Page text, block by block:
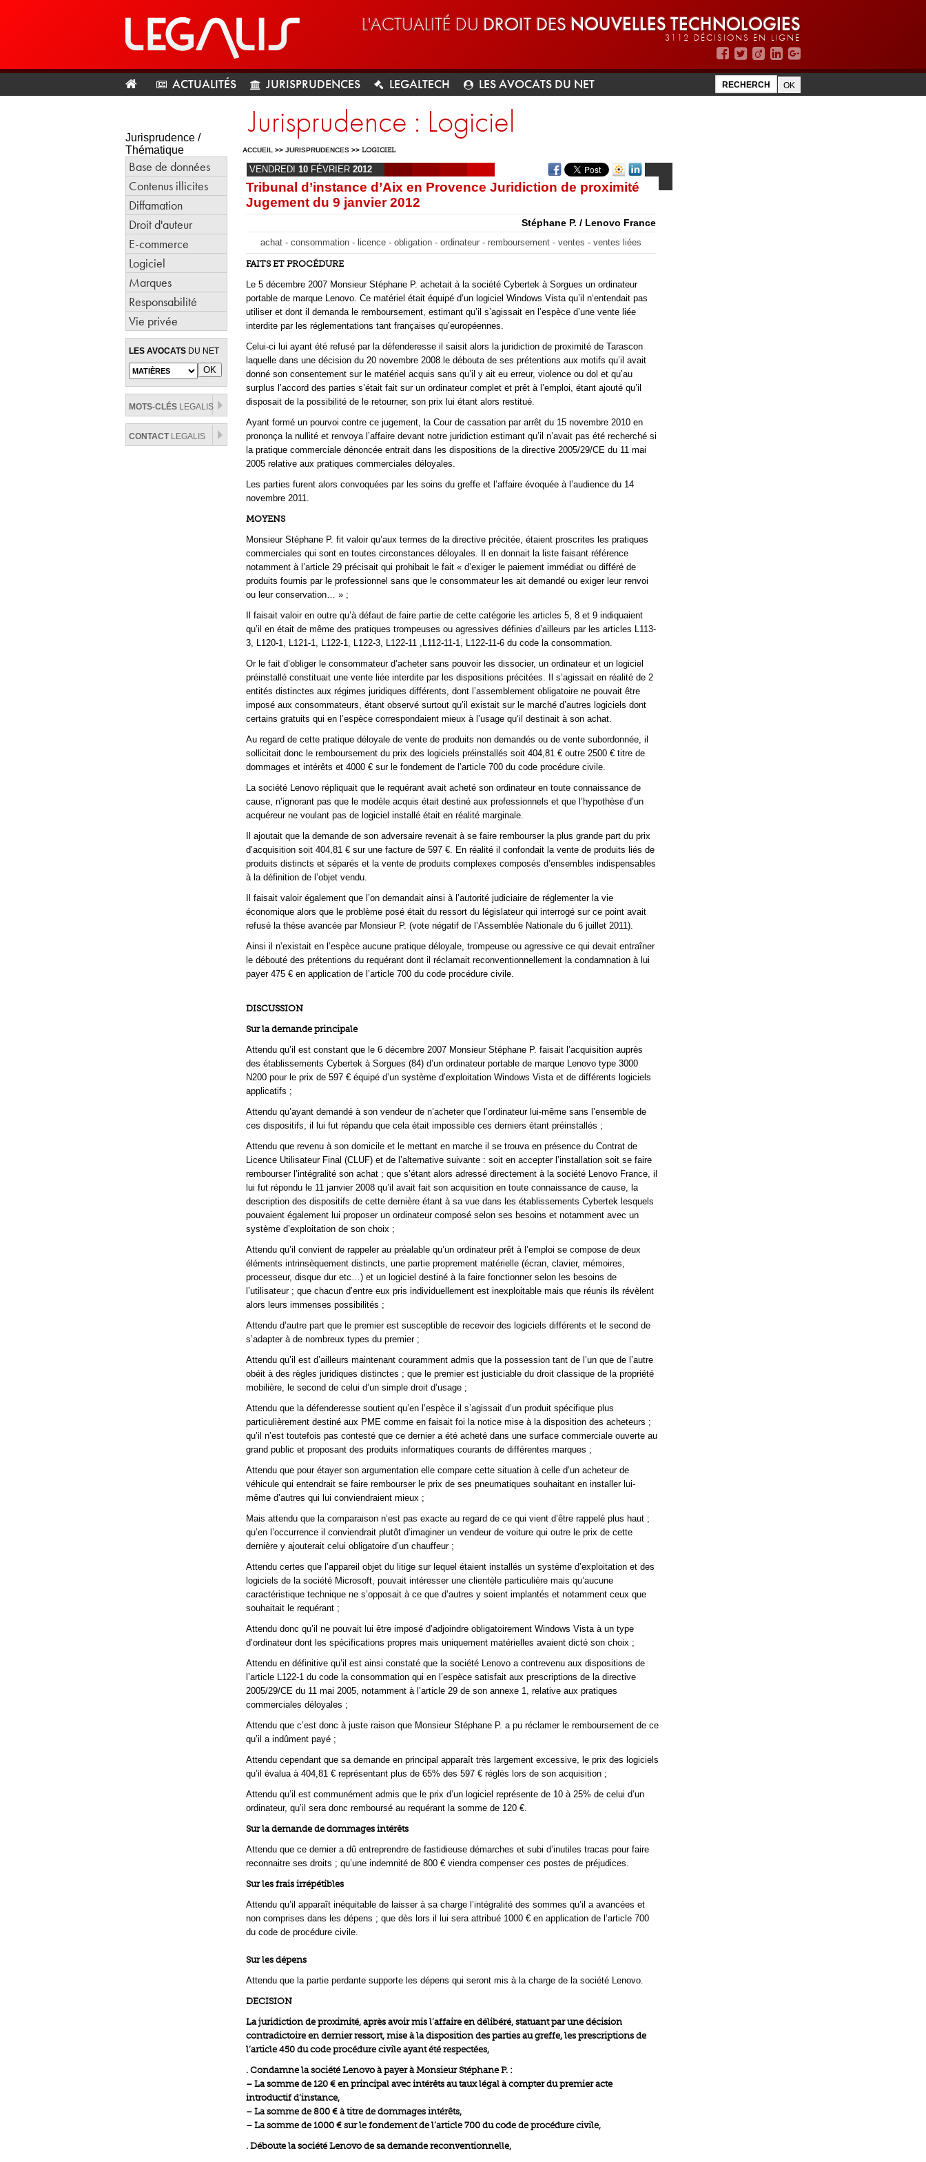
L'ACTUALITÉ DU DROIT DES NOUVELLES TECHNOLOGIES
3112 DÉCISIONS EN LIGNE
ACTUALITÉS JURISPRUDENCES LEGALTECH LES AVOCATS DU NET
Jurisprudence /
Thématique
Base de données
Contenus illicites
Diffamation
Droit d'auteur
E-commerce
Logiciel
Marques
Responsabilité
Vie privée
LES AVOCATS DU NET
MOTS-CLÉS LEGALIS
CONTACTLEGALIS
Jurisprudence : Logiciel
ACCUEIL >> JURISPRUDENCES >> LOGICIEL
VENDREDI 10 FÉVRIER 2012
Tribunal d’instance d’Aix en Provence Juridiction de proximité
Jugement du 9 janvier 2012
Stéphane P. / Lenovo France
achat - consommation - licence - obligation - ordinateur - remboursement - ventes - ventes liées
FAITS ET PROCÉDURE
Le 5 décembre 2007 Monsieur Stéphane P. achetait à la société Cybertek à Sorgues un ordinateur
portable de marque Lenovo. Ce matériel était équipé d’un logiciel Windows Vista qu’il n‘entendait pas
utiliser et dont il demanda le remboursement, estimant qu’il s’agissait en l’espèce d’une vente liée
interdite par les réglementations tant françaises qu’européennes.
Celui-ci lui ayant été refusé par la défenderesse il saisit alors la juridiction de proximité de Tarascon
laquelle dans une décision du 20 novembre 2008 le débouta de ses prétentions aux motifs qu’il avait
donné son consentement sur le matériel acquis sans qu’il y ait eu erreur, violence ou dol et qu’au
surplus l’accord des parties s’était fait sur un ordinateur complet et prêt à l’emploi, étant ajouté qu’il
disposait de la possibilité de le retourner, son prix lui étant alors restitué.
Ayant formé un pourvoi contre ce jugement, la Cour de cassation par arrêt du 15 novembre 2010 en
prononça la nullité et renvoya l’affaire devant notre juridiction estimant qu’il n’avait pas été recherché si
la pratique commerciale dénoncée entrait dans les dispositions de la directive 2005/29/CE du 11 mai
2005 relative aux pratiques commerciales déloyales.
Les parties furent alors convoquées par les soins du greffe et l’affaire évoquée à l’audience du 14
novembre 2011.
MOYENS
Monsieur Stéphane P. fit valoir qu’aux termes de la directive précitée, étaient proscrites les pratiques
commerciales qui sont en toutes circonstances déloyales. Il en donnait la liste faisant référence
notamment à l’article 29 précisait qui prohibait le fait « d’exiger le paiement immédiat ou différé de
produits fournis par le professionnel sans que le consommateur les ait demandé ou exiger leur renvoi
ou leur conservation… » ;
Il faisait valoir en outre qu’à défaut de faire partie de cette catégorie les articles 5, 8 et 9 indiquaient
qu’il en était de même des pratiques trompeuses ou agressives définies d’ailleurs par les articles L113-
3, L120-1, L121-1, L122-1, L122-3, L122-11 ,L112-11-1, L122-11-6 du code la consommation.
Or le fait d’obliger le consommateur d’acheter sans pouvoir les dissocier, un ordinateur et un logiciel
préinstallé constituait une vente liée interdite par les dispositions précitées. Il s’agissait en réalité de 2
entités distinctes aux régimes juridiques différents, dont l’assemblement obligatoire ne pouvait être
imposé aux consommateurs, étant observé surtout qu’il existait sur le marché d’autres logiciels dont
certains gratuits qui en l’espèce correspondaient mieux à l’usage qu‘il destinait à son achat.
Au regard de cette pratique déloyale de vente de produits non demandés ou de vente subordonnée, il
sollicitait donc le remboursement du prix des logiciels préinstallés soit 404,81 € outre 2500 € titre de
dommages et intérêts et 4000 € sur le fondement de l’article 700 du code procédure civile.
La société Lenovo répliquait que le requérant avait acheté son ordinateur en toute connaissance de
cause, n’ignorant pas que le modèle acquis était destiné aux professionnels et que l’hypothèse d’un
acquéreur ne voulant pas de logiciel installé était en réalité marginale.
Il ajoutait que la demande de son adversaire revenait à se faire rembourser la plus grande part du prix
d’acquisition soit 404,81 € sur une facture de 597 €. En réalité il confondait la vente de produits liés de
produits distincts et séparés et la vente de produits complexes composés d’ensembles indispensables
à la définition de l’objet vendu.
Il faisait valoir également que l’on demandait ainsi à l’autorité judiciaire de réglementer la vie
économique alors que le problème posé était du ressort du législateur qui interrogé sur ce point avait
refusé la thèse avancée par Monsieur P. (vote négatif de l’Assemblée Nationale du 6 juillet 2011).
Ainsi il n’existait en l’espèce aucune pratique déloyale, trompeuse ou agressive ce qui devait entraîner
le débouté des prétentions du requérant dont il réclamait reconventionnellement la condamnation à lui
payer 475 € en application de l’article 700 du code procédure civile.
DISCUSSION
Sur la demande principale
Attendu qu’il est constant que le 6 décembre 2007 Monsieur Stéphane P. faisait l’acquisition auprès
des établissements Cybertek à Sorgues (84) d’un ordinateur portable de marque Lenovo type 3000
N200 pour le prix de 597 € équipé d’un système d’exploitation Windows Vista et de différents logiciels
applicatifs ;
Attendu qu’ayant demandé à son vendeur de n’acheter que l’ordinateur lui-même sans l’ensemble de
ces dispositifs, il lui fut répandu que cela était impossible ces derniers étant préinstallés ;
Attendu que revenu à son domicile et le mettant en marche il se trouva en présence du Contrat de
Licence Utilisateur Final (CLUF) et de l’alternative suivante : soit en accepter l’installation soit se faire
rembourser l’intégralité son achat ; que s’étant alors adressé directement à la société Lenovo France, il
lui fut répondu le 11 janvier 2008 qu’il avait fait son acquisition en toute connaissance de cause, la
description des dispositifs de cette dernière étant à sa vue dans les établissements Cybertek lesquels
pouvaient également lui proposer un ordinateur composé selon ses besoins et notamment avec un
système d’exploitation de son choix ;
Attendu qu’il convient de rappeler au préalable qu’un ordinateur prêt à l’emploi se compose de deux
éléments intrinsèquement distincts, une partie proprement matérielle (écran, clavier, mémoires,
processeur, disque dur etc…) et un logiciel destiné à la faire fonctionner selon les besoins de
l’utilisateur ; que chacun d’entre eux pris individuellement est inexploitable mais que réunis ils révèlent
alors leurs immenses possibilités ;
Attendu d’autre part que le premier est susceptible de recevoir des logiciels différents et le second de
s’adapter à de nombreux types du premier ;
Attendu qu’il est d’ailleurs maintenant couramment admis que la possession tant de l’un que de l’autre
obéit à des règles juridiques distinctes ; que le premier est justiciable du droit classique de la propriété
mobilière, le second de celui d’un simple droit d’usage ;
Attendu que la défenderesse soutient qu’en l’espèce il s’agissait d’un produit spécifique plus
particulièrement destiné aux PME comme en faisait foi la notice mise à la disposition des acheteurs ;
qu’il n’est toutefois pas contesté que ce dernier a été acheté dans une surface commerciale ouverte au
grand public et proposant des produits informatiques courants de différentes marques ;
Attendu que pour étayer son argumentation elle compare cette situation à celle d’un acheteur de
véhicule qui entendrait se faire rembourser le prix de ses pneumatiques souhaitant en installer lui-
même d’autres qui lui conviendraient mieux ;
Mais attendu que la comparaison n’est pas exacte au regard de ce qui vient d’être rappelé plus haut ;
qu’en l’occurrence il conviendrait plutôt d’imaginer un vendeur de voiture qui outre le prix de cette
dernière y ajouterait celui obligatoire d’un chauffeur ;
Attendu certes que l’appareil objet du litige sur lequel étaient installés un système d’exploitation et des
logiciels de la société Microsoft, pouvait intéresser une clientèle particulière mais qu’aucune
caractéristique technique ne s’opposait à ce que d’autres y soient implantés et notamment ceux que
souhaitait le requérant ;
Attendu donc qu’il ne pouvait lui être imposé d’adjoindre obligatoirement Windows Vista à un type
d’ordinateur dont les spécifications propres mais uniquement matérielles avaient dicté son choix ;
Attendu en définitive qu’il est ainsi constaté que la société Lenovo a contrevenu aux dispositions de
l’article L122-1 du code la consommation qui en l’espèce satisfait aux prescriptions de la directive
2005/29/CE du 11 mai 2005, notamment à l’article 29 de son annexe 1, relative aux pratiques
commerciales déloyales ;
Attendu que c’est donc à juste raison que Monsieur Stéphane P. a pu réclamer le remboursement de ce
qu’il a indûment payé ;
Attendu cependant que sa demande en principal apparaît très largement excessive, le prix des logiciels
qu’il évalua à 404,81 € représentant plus de 65% des 597 € réglés lors de son acquisition ;
Attendu qu’il est communément admis que le prix d’un logiciel représente de 10 à 25% de celui d’un
ordinateur, qu’il sera donc remboursé au requérant la somme de 120 €.
Sur la demande de dommages intérêts
Attendu que ce dernier a dû entreprendre de fastidieuse démarches et subi d’inutiles tracas pour faire
reconnaitre ses droits ; qu’une indemnité de 800 € viendra compenser ces postes de préjudices.
Sur les frais irrépétibles
Attendu qu’il apparaît inéquitable de laisser à sa charge l’intégralité des sommes qu’il a avancées et
non comprises dans les dépens ; que dès lors il lui sera attribué 1000 € en application de l’article 700
du code de procédure civile.
Sur les dépens
Attendu que la partie perdante supporte les dépens qui seront mis à la charge de la société Lenovo.
DECISION
La juridiction de proximité, après avoir mis l’affaire en délibéré, statuant par une décision
contradictoire en dernier ressort, mise à la disposition des parties au greffe, les prescriptions de
l’article 450 du code procédure civile ayant été respectées,
. Condamne la société Lenovo à payer à Monsieur Stéphane P. :
– La somme de 120 € en principal avec intérêts au taux légal à compter du premier acte
introductif d’instance,
– La somme de 800 € à titre de dommages intérêts,
– La somme de 1000 € sur le fondement de l’article 700 du code de procédure civile,
. Déboute la société Lenovo de sa demande reconventionnelle,